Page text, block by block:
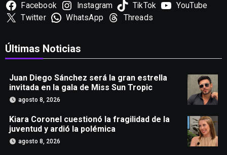
Facebook Instagram TikTok
YouTube
Twitter
WhatsApp Threads
Últimas Noticias
Juan Diego Sánchez será la gran estrella
invitada en la gala de Miss Sun Tropic
agosto 8, 2026
Kiara Coronel cuestionó la fragilidad de la
juventud y ardió la polémica
agosto 8, 2026